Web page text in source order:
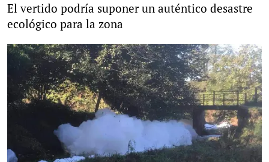
El vertido podría suponer un auténtico desastre
ecológico para la zona